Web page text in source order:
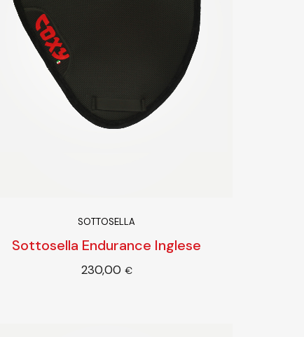
SOTTOSELLA
Sottosella Endurance Inglese
230,00 €